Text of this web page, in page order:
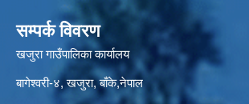
सम्पर्क विवरण
खजुरा गाउँपालिका कार्यालय
बागेश्वरी-४, खजुरा, बाँके,नेपाल